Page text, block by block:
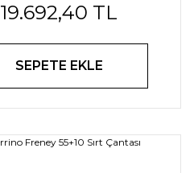
19.692,40 TL
SEPETE EKLE